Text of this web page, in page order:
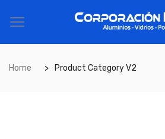
Home Product Category V2